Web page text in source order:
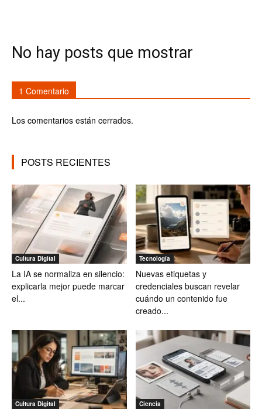
No hay posts que mostrar
1 Comentario
Los comentarios están cerrados.
POSTS RECIENTES
Cultura Digital
La IA se normaliza en silencio:
explicarla mejor puede marcar
el...
Tecnología
Nuevas etiquetas y
credenciales buscan revelar
cuándo un contenido fue
creado...
Cultura Digital Ciencia